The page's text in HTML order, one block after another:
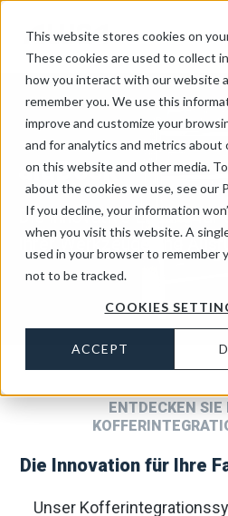
This website stores cookies on
These cookies are used to collect
how you interact with our website
remember you. We use this
improve and customize your
and for analytics and metrics
on this website and other media.
about the cookies we use, see our
If you decline, your information
when you visit this website. A
used in your browser to remember
not to be tracked.
COOKIES
ACCEPT
aluDock
Die innovative Lösung für
Ihrer Werkzeuge und
ENTDECKEN SIE
Die Innovation für Ihre
Unser